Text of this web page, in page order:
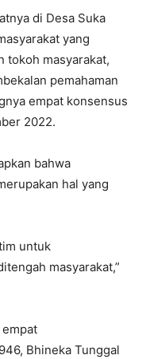
di Desa Suka
yang
tokoh masyarakat,
pemahaman
empat konsensus
2022.
bahwa
hal yang
untuk
masyarakat,”
Bhineka Tunggal